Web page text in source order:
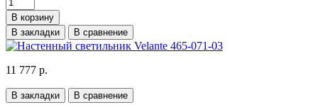
В корзину
В закладки
В сравнение
11 777 р.
В закладки В сравнение